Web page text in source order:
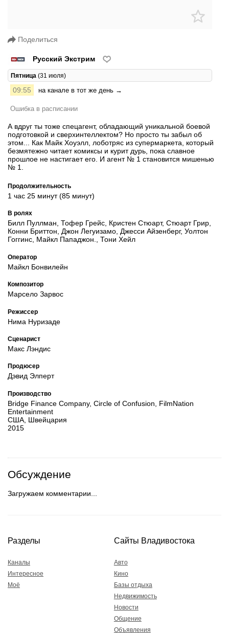
Поделиться
Русский Экстрим
Пятница (31 июля)
09:55 на канале в тот же день →
Ошибка в расписании
А вдруг ты тоже спецагент, обладающий уникальной боевой
подготовкой и сверхинтеллектом? Но просто ты забыл об
этом... Как Майк Хоуэлл, лоботряс из супермаркета, который
безмятежно читает комиксы и курит дурь, пока славное
прошлое не настигает его. И агент № 1 становится мишенью
№ 1.
Продолжительность
1 час 25 минут (85 минут)
В ролях
Билл Пуллман, Тофер Грейс, Кристен Стюарт, Стюарт Грир,
Конни Бриттон, Джон Легуизамо, Джесси Айзенберг, Уолтон
Гоггинс, Майкл Пападжон., Тони Хейл
Оператор
Майкл Бонвилейн
Композитор
Марсело Зарвос
Режиссер
Нима Нуризаде
Сценарист
Макс Лэндис
Продюсер
Дэвид Элперт
Производство
Bridge Finance Company, Circle of Confusion, FilmNation
Entertainment
США, Швейцария
2015
Обсуждение
Загружаем комментарии...
Разделы
Каналы
Интересное
Моё
Сайты Владивостока
Авто
Кино
Базы отдыха
Недвижимость
Новости
Общение
Объявления